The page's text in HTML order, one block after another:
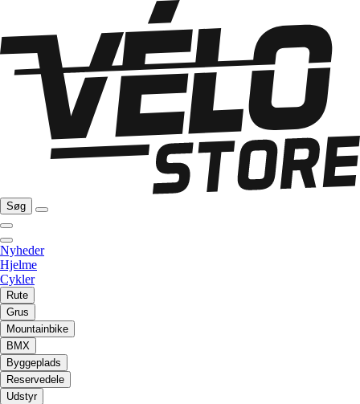
Søg
Nyheder
Hjelme
Cykler
Rute
Grus
Mountainbike
BMX
Byggeplads
Reservedele
Udstyr